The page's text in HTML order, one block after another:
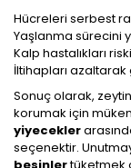
Hücreleri serbest
Yaşlanma sürecini
Kalp hastalıkları
İltihapları
Sonuç olarak,
korumak için
yiyecekler
seçenektir.